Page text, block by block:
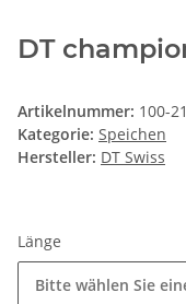
DT
Artikelnummer: 100-
Kategorie: Speichen
Hersteller: DT Swiss
Länge
Bitte wählen Sie